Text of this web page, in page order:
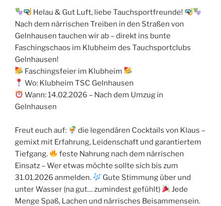
Helau & Gut Luft, liebe Tauchsportfreunde!
Nach dem närrischen Treiben in den Straßen von
Gelnhausen tauchen wir ab – direkt ins bunte
Faschingschaos im Klubheim des Tauchsportclubs
Gelnhausen!
Faschingsfeier im Klubheim
Wo: Klubheim TSC Gelnhausen
Wann: 14.02.2026 – Nach dem Umzug in
Gelnhausen
Freut euch auf:
die legendären Cocktails von Klaus –
gemixt mit Erfahrung, Leidenschaft und garantiertem
Tiefgang.
feste Nahrung nach dem närrischen
Einsatz – Wer etwas möchte sollte sich bis zum
31.01.2026 anmelden.
Gute Stimmung über und
unter Wasser (na gut… zumindest gefühlt)
Jede
Menge Spaß, Lachen und närrisches Beisammensein.